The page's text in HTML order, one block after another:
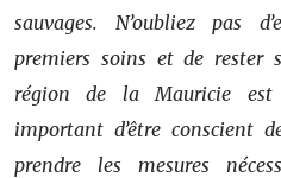
sauvages. N’oubliez pas
premiers soins et de rester
région de la Mauricie
important d’être conscient
prendre les mesures